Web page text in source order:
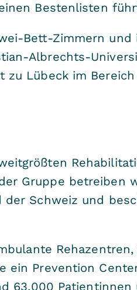
Bestenlisten
Bett-Zimmern und
Albrechts-
Lübeck im Bereich
Gruppe betreiben
Schweiz und
Rehazentren,
ein Prevention
63.000 Patientinnen